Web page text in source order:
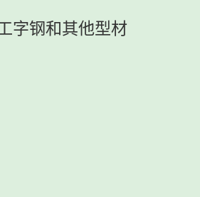
字钢和其他型材